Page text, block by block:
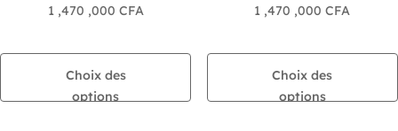
1 ,470 ,000 CFAPlage
prix :
,000 CFA
Choix des
options
1 ,470 ,000CFA
prix :
,000
Choix des
options